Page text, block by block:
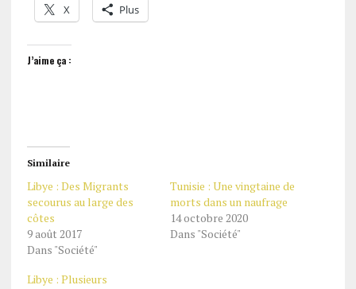
X Plus
J’aime ça :
Similaire
Libye : Des Migrants
secourus au large des
côtes
9 août 2017
Dans "Société"
Tunisie : Une vingtaine de
morts dans un naufrage
14 octobre 2020
Dans "Société"
Libye : Plusieurs